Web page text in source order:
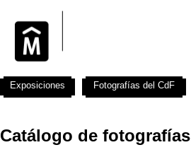
Catálogo de fotografías
Exposiciones Fotografías del CdF